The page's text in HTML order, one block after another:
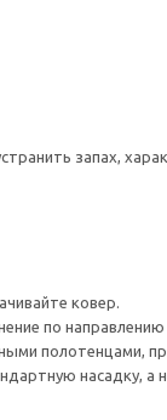
запах,
ковер.
по
полотенцами,
насадку,